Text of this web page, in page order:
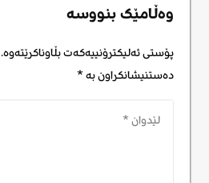
وەڵامێک بنووسە
پۆستی ئەلیکترۆنییەکەت بڵاوناکرێتەوە.
دەستنیشانکراون بە*